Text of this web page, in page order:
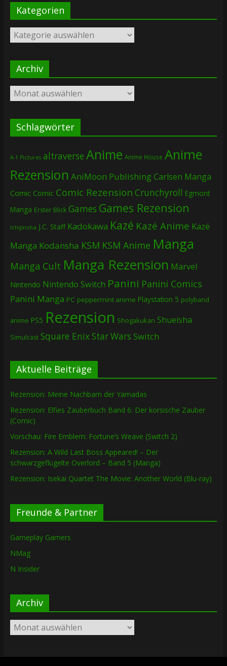
Kategorien
Kategorien
Archiv
Archiv
Schlagwörter
A-1 Pictures altraverse Anime Anime House Anime
Rezension AniMoon PublishingCarlsen Manga
Comic Comic Comic Rezension Crunchyroll Egmont
Manga Erster Blick Games Games Rezension
Ichijinsha J.C. Staff Kadokawa Kazé Kazé Anime Kazé
Manga Kodansha KSM KSM Anime Manga
Manga Cult Manga Rezension Marvel
Nintendo Nintendo Switch Panini Panini Comics
Panini Manga PC peppermint anime Playstation 5 polyband
anime PS5 Rezension Shogakukan Shueisha
Simulcast Square EnixStar Wars Switch
Aktuelle Beiträge
Rezension: Meine Nachbarn der Yamadas
Rezension: Elfies Zauberbuch Band 6: Der korsische Zauber
(Comic)
Vorschau: Fire Emblem: Fortune’s Weave (Switch 2)
Rezension: A Wild Last Boss Appeared! – Der
schwarzgeflügelte Overlord – Band 5 (Manga)
Rezension: Isekai Quartet The Movie: Another World (Blu-ray)
Freunde & Partner
Gameplay Gamers
NMag
N Insider
Archiv
Archiv